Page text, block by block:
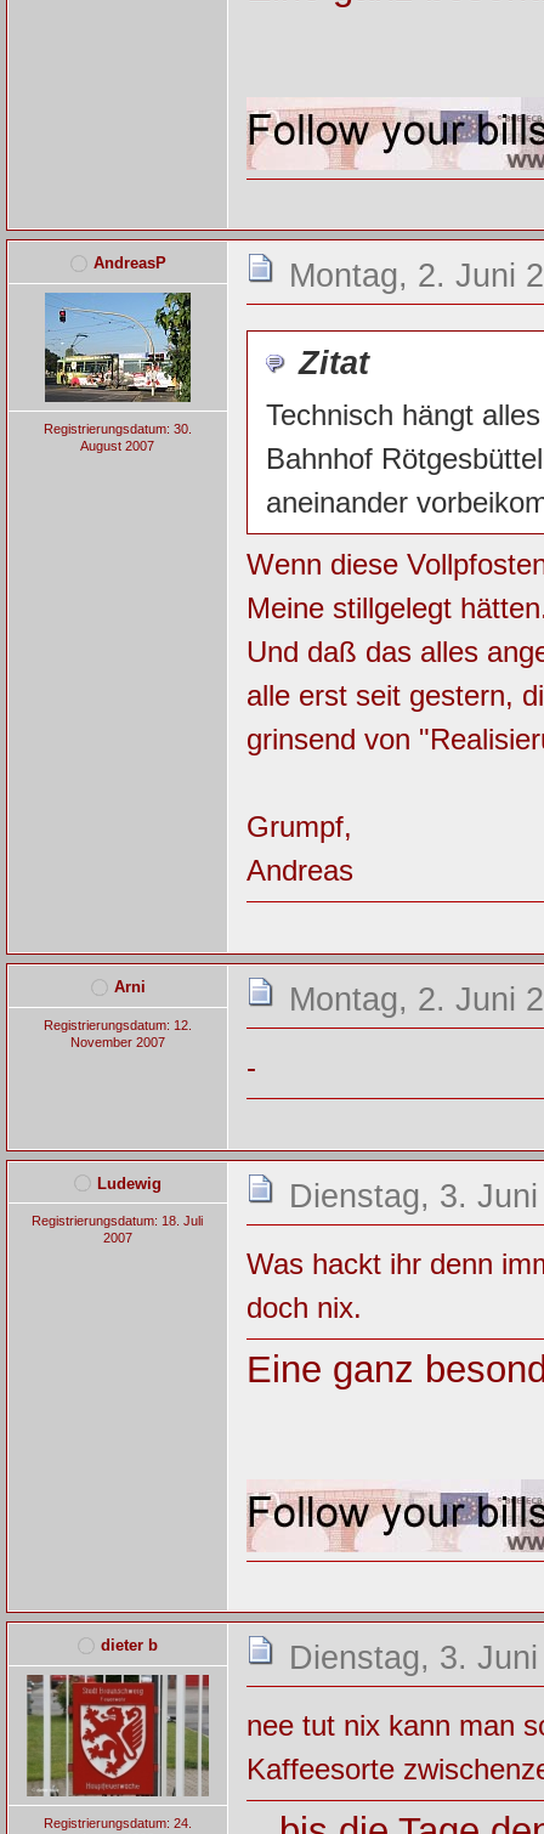
AndreasP
Registrierungsdatum: 30.
August 2007
Montag, 2. Juni
Zitat
Technisch hängt
Bahnhof
aneinander
Wenn diese
Meine stillgelegt
Und daß das alles
alle erst seit gestern,
grinsend von
Grumpf,
Andreas
Arni
Registrierungsdatum: 12.
November 2007
Montag, 2. Juni
-
Ludewig
Registrierungsdatum: 18. Juli
2007
Dienstag, 3.
Was hackt ihr denn
doch nix.
Eine ganz
dieter b
Registrierungsdatum: 24.
Dienstag, 3.
nee tut nix kann man
Kaffeesorte